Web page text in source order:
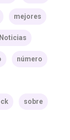
mejores
número
sobre